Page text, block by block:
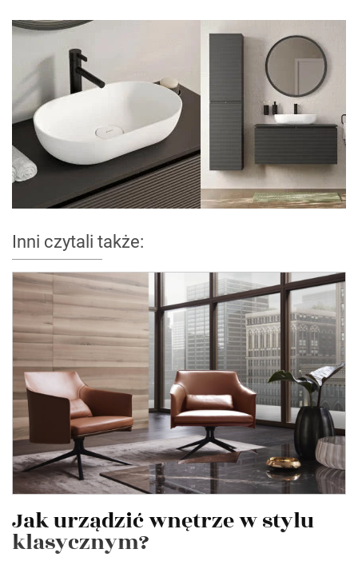
Inni czytali także:
Jak urządzić wnętrze w stylu
klasycznym?